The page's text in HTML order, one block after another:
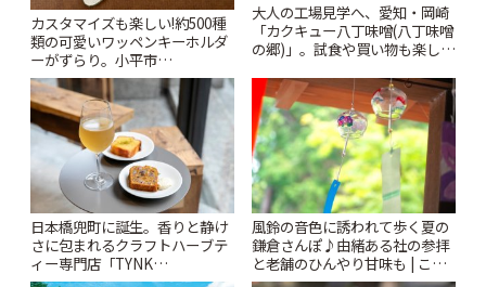
カスタマイズも楽しい!約500種
類の可愛いワッペンキーホルダ
ーがずらり。小平市
「Kimamaya T&K」 | ことりっ
ぷ
大人の工場見学へ、愛知・岡崎
「カクキュー八丁味噌(八丁味噌
の郷)」。試食や買い物も楽しみ
日本橋兜町に誕生。香りと静け
さに包まれるクラフトハーブテ
ィー専門店「TYNK
Kabutocho」 | ことりっぷ
風鈴の音色に誘われて歩く夏の
鎌倉さんぽ♪由緒ある社の参拝
と老舗のひんやり甘味も | こと
りっぷ